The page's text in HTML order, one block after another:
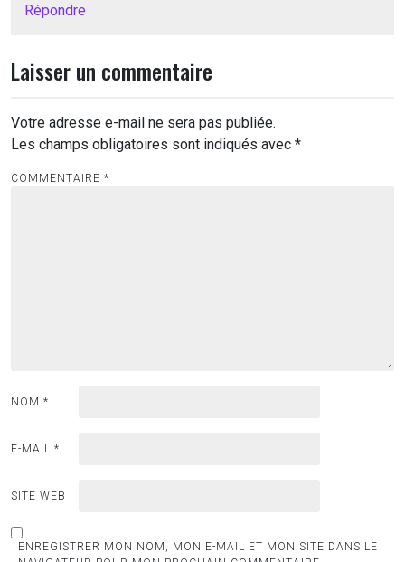
Répondre
Laisser un commentaire
Votre adresse e-mail ne sera pas publiée.
Les champs obligatoires sont indiqués avec *
COMMENTAIRE *
NOM *
E-MAIL *
SITE WEB
ENREGISTRER MON NOM, MON E-MAIL ET MON SITE DANS LE